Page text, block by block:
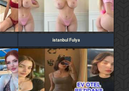
istanbul Fulya